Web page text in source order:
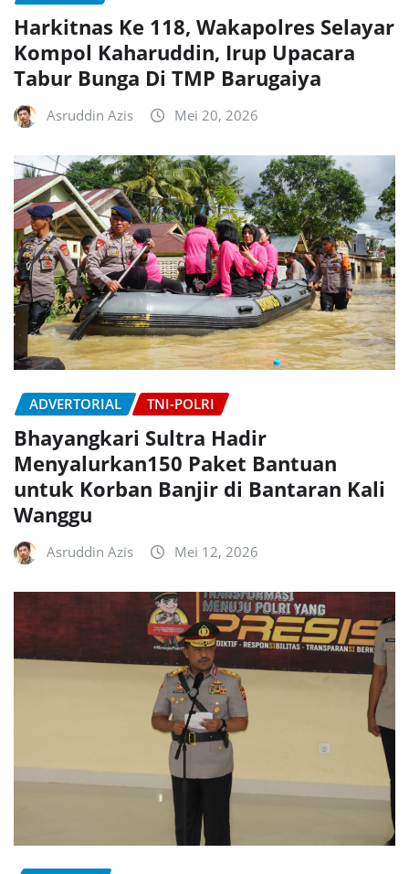
Harkitnas Ke 118, Wakapolres Selayar
Kompol Kaharuddin, Irup Upacara
Tabur Bunga Di TMP Barugaiya
Asruddin Azis Mei 20, 2026
ADVERTORIAL TNI-POLRI
Bhayangkari Sultra Hadir
Menyalurkan150 Paket Bantuan
untuk Korban Banjir di Bantaran Kali
Wanggu
Asruddin Azis Mei 12, 2026